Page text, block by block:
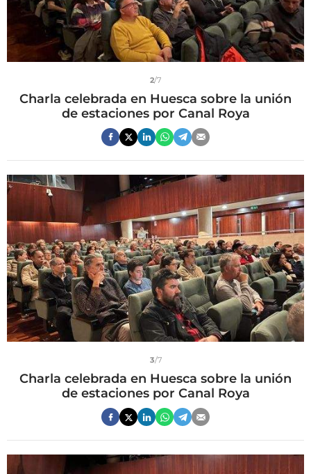
2/7
Charla celebrada en Huesca sobre la unión
de estaciones por Canal Roya
3/7
Charla celebrada en Huesca sobre la unión
de estaciones por Canal Roya